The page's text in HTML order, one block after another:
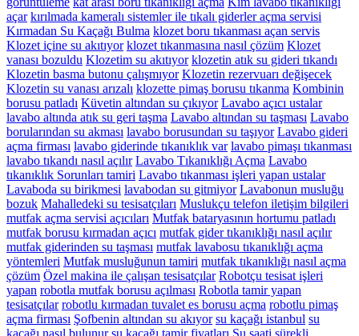
açar kırılmada kameralı sistemler ile tıkalı giderler açma servisi
Kırmadan Su Kaçağı Bulma klozet boru tıkanması açan servis
Klozet içine su akıtıyor klozet tıkanmasına nasıl çözüm Klozet
vanası bozuldu Klozetim su akıtıyor klozetin atık su gideri tıkandı
Klozetin basma butonu çalışmıyor Klozetin rezervuarı değişecek
Klozetin su vanası arızalı klozette pimaş borusu tıkanma Kombinin
borusu patladı Küvetin altından su çıkıyor Lavabo açıcı ustalar
lavabo altında atık su geri taşma Lavabo altından su taşması Lavabo
borularından su akması lavabo borusundan su taşıyor Lavabo gideri
açma firması lavabo giderinde tıkanıklık var lavabo pimaşı tıkanması
lavabo tıkandı nasıl açılır Lavabo Tıkanıklığı Açma Lavabo
tıkanıklık Sorunları tamiri Lavabo tıkanması işleri yapan ustalar
Lavaboda su birikmesi lavabodan su gitmiyor Lavabonun musluğu
bozuk Mahalledeki su tesisatçıları Muslukçu telefon iletişim bilgileri
mutfak açma servisi açıcıları Mutfak bataryasının hortumu patladı
mutfak borusu kırmadan açıcı mutfak gider tıkanıklığı nasıl açılır
mutfak giderinden su taşması mutfak lavabosu tıkanıklığı açma
yöntemleri Mutfak musluğunun tamiri mutfak tıkanıklığı nasıl açma
çözüm Özel makina ile çalışan tesisatçılar Robotçu tesisat işleri
yapan robotla mutfak borusu açılması Robotla tamir yapan
tesisatçılar robotlu kırmadan tuvalet es borusu açma robotlu pimaş
açma firması Şofbenin altından su akıyor su kaçağı istanbul su
kaçağı nasıl bulunur su kaçağı tamir fiyatları Su saati sürekli